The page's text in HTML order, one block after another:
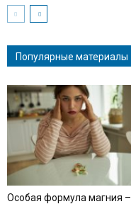
Популярные материалы
Особая формула магния –